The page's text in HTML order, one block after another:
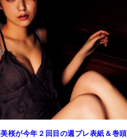
桜が今年２回目の週プレ表紙＆巻頭